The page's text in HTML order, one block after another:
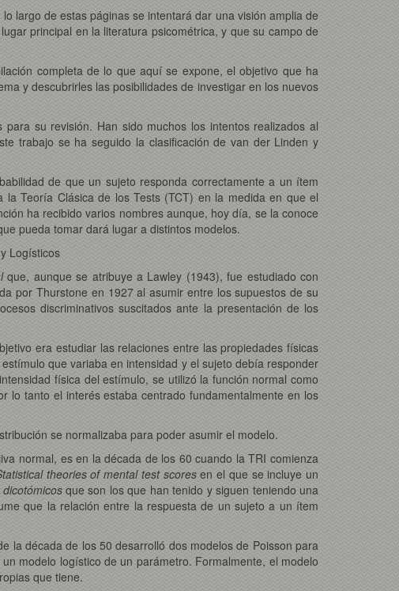
largo de estas páginas se intentará dar una visión amplia de
principal en la literatura psicométrica, y que su campo de
completa de lo que aquí se expone, el objetivo que ha
y descubrirles las posibilidades de investigar en los nuevos
su revisión. Han sido muchos los intentos realizados al
trabajo se ha seguido la clasificación de van der Linden y
de que un sujeto responda correctamente a un ítem
Teoría Clásica de los Tests (TCT) en la medida en que el
ha recibido varios nombres aunque, hoy día, se la conoce
pueda tomar dará lugar a distintos modelos.
Logísticos
que, aunque se atribuye a Lawley (1943), fue estudiado con
por Thurstone en 1927 al asumir entre los supuestos de su
discriminativos suscitados ante la presentación de los
era estudiar las relaciones entre las propiedades físicas
que variaba en intensidad y el sujeto debía responder
física del estímulo, se utilizó la función normal como
lo tanto el interés estaba centrado fundamentalmente en los
se normalizaba para poder asumir el modelo.
normal, es en la década de los 60 cuando la TRI comienza
theories of mental test scoresen el que se incluye un
que son los que han tenido y siguen teniendo una
que la relación entre la respuesta de un sujeto a un ítem
la década de los 50 desarrolló dos modelos de Poisson para
modelo logístico de un parámetro. Formalmente, el modelo
que tiene.